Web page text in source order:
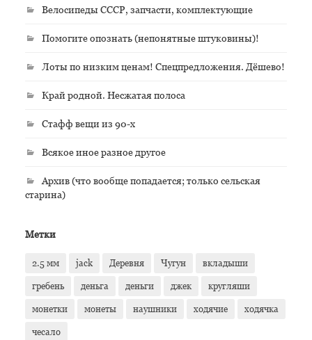
Велосипеды СССР, запчасти, комплектующие
Помогите опознать (непонятные штуковины)!
Лоты по низким ценам! Спецпредложения. Дёшево!
Край родной. Несжатая полоса
Стафф вещи из 90-х
Всякое иное разное другое
Архив (что вообще попадается; только сельская
старина)
Метки
2.5 мм jack Деревня Чугун вкладыши
гребень деньга деньги джек кругляши
монетки монеты наушники ходячие ходячка
чесало